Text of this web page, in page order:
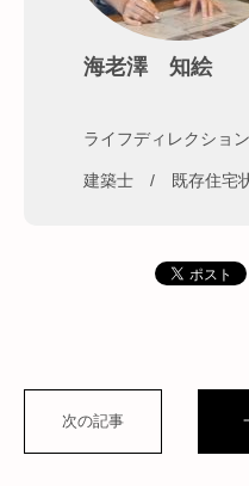
海老澤 知絵
ライフディレクシ
建築士 / 既存住宅
次の記事